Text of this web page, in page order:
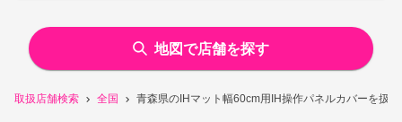
取扱店舗検索 全国 青森県のIHマット幅60cm用IH操作パネルカバーを扱
地図で店舗を探す